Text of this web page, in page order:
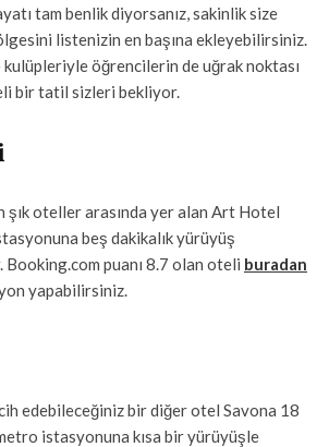
tam benlik diyorsanız, sakinlik size
listenizin en başına ekleyebilirsiniz.
öğrencilerin de uğrak noktası
bir tatil sizleri bekliyor.
oteller arasında yer alan Art Hotel
beş dakikalık yürüyüş
Booking.com puanı 8.7 olan oteli buradan
yapabilirsiniz.
edebileceğiniz bir diğer otel Savona 18
istasyonuna kısa bir yürüyüşle